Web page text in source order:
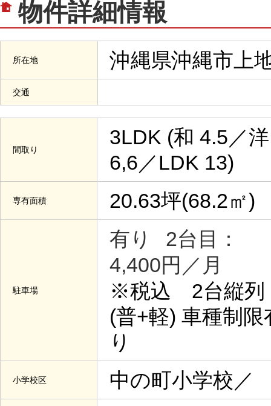
物件詳細情報
所在地 沖縄県沖縄市上
交通
間取り
3LDK (和 4.5／洋
6,6／LDK 13)
専有面積 20.63坪(68.2㎡)
駐車場
有り
2台目：
4,400円／月
※税込 2台縦列
(普+軽) 車種制限
り
小学校区 中の町小学校／